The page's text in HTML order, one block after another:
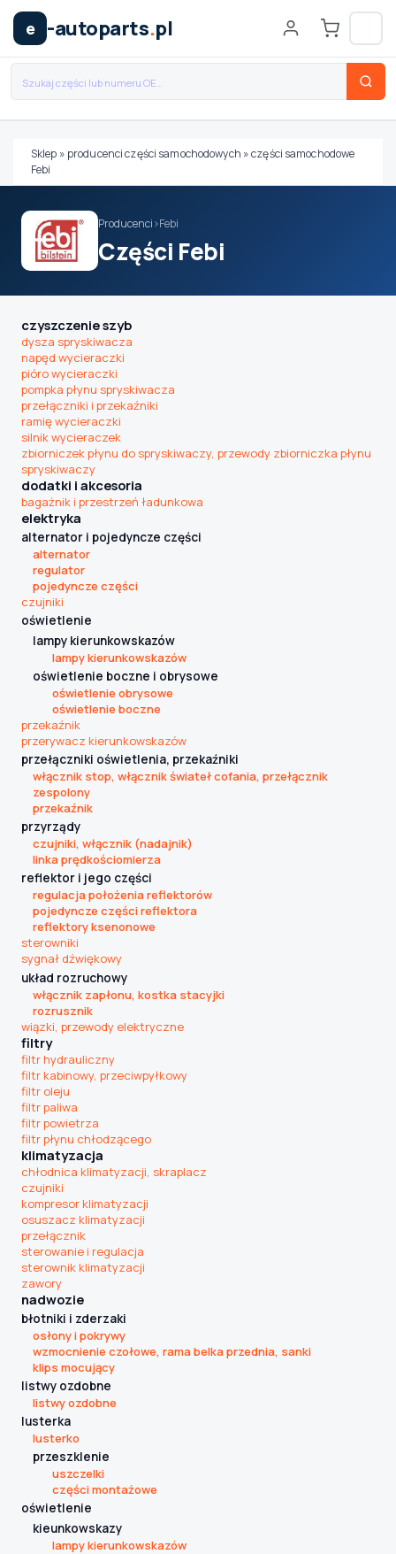
e -autoparts.pl
Wybierz swój pojazd
MARKA
MODEL
TYP / SILNIK
Szukaj pasujących części
Anuluj
Sklep » producenci części samochodowych »części samochodowe
Febi
Producenci›Febi
Części Febi
czyszczenie szyb
dysza spryskiwacza
napęd wycieraczki
pióro wycieraczki
pompka płynu spryskiwacza
przełączniki i przekaźniki
ramię wycieraczki
silnik wycieraczek
zbiorniczek płynu do spryskiwaczy, przewody zbiorniczka płynu
spryskiwaczy
dodatki i akcesoria
bagażnik i przestrzeń ładunkowa
elektryka
alternator i pojedyncze części
alternator
regulator
pojedyncze części
czujniki
oświetlenie
lampy kierunkowskazów
lampy kierunkowskazów
oświetlenie boczne i obrysowe
oświetlenie obrysowe
oświetlenie boczne
przekaźnik
przerywacz kierunkowskazów
przełączniki oświetlenia, przekaźniki
włącznik stop, włącznik świateł cofania, przełącznik
zespolony
przekaźnik
przyrządy
czujniki, włącznik (nadajnik)
linka prędkościomierza
reflektor i jego części
regulacja położenia reflektorów
pojedyncze części reflektora
reflektory ksenonowe
sterowniki
sygnał dźwiękowy
układ rozruchowy
włącznik zapłonu, kostka stacyjki
rozrusznik
wiązki, przewody elektryczne
filtry
filtr hydrauliczny
filtr kabinowy, przeciwpyłkowy
filtr oleju
filtr paliwa
filtr powietrza
filtr płynu chłodzącego
klimatyzacja
chłodnica klimatyzacji, skraplacz
czujniki
kompresor klimatyzacji
osuszacz klimatyzacji
przełącznik
sterowanie i regulacja
sterownik klimatyzacji
zawory
nadwozie
błotniki i zderzaki
osłony i pokrywy
wzmocnienie czołowe, rama belka przednia, sanki
klips mocujący
listwy ozdobne
listwy ozdobne
lusterka
lusterko
przeszklenie
uszczelki
części montażowe
oświetlenie
kieunkowskazy
lampy kierunkowskazów